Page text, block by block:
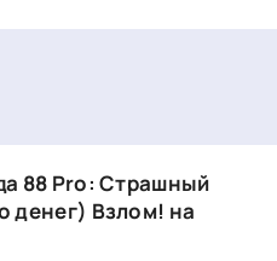
88 Pro: Страшный
денег) Взлом! на